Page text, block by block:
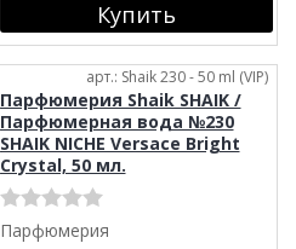
арт.: Shaik 230 - 50 ml (VIP)
Парфюмерия Shaik SHAIK /
Парфюмерная вода №230
SHAIK NICHE Versace Bright
Crystal, 50 мл.
Парфюмерия